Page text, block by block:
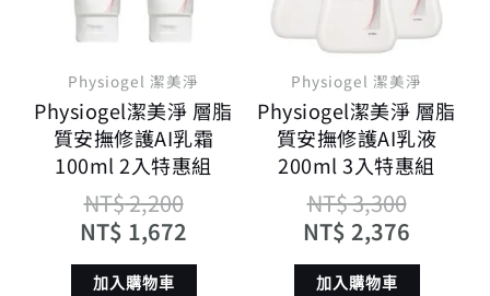
Physiogel 潔美淨
Physiogel潔美淨 層脂
質安撫修護AI乳霜
100ml 2入特惠組
NT$2,200
NT$ 1,672
加入購物車
Physiogel 潔美淨
Physiogel潔美淨 層脂
質安撫修護AI乳液
200ml 3入特惠組
NT$3,300
NT$ 2,376
加入購物車